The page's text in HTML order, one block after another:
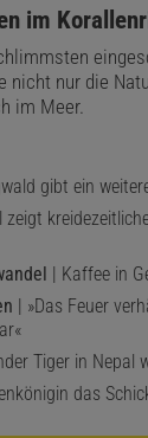
im
nicht nur die
im Meer.
gibt ein
zeigt
| Kaffee in
| »Das Feuer
Tiger in Nepal
das